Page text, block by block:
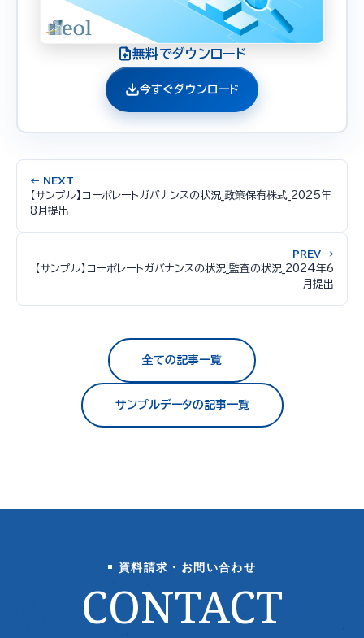
無料でダウンロード
今すぐダウンロード
← NEXT
【サンプル】コーポレートガバナンスの状況_政策保有株式_2025年
8月提出
PREV →
【サンプル】コーポレートガバナンスの状況_監査の状況_2024年6
月提出
全ての記事一覧
サンプルデータの記事一覧
資料請求・お問い合わせ
CONTACT